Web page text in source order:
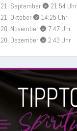
21. September 🌚 21:54 Uhr
21. Oktober 🌚 14:25 Uhr
20. November 🌚 7:47 Uhr
20. Dezember 🌚 2:43 Uhr